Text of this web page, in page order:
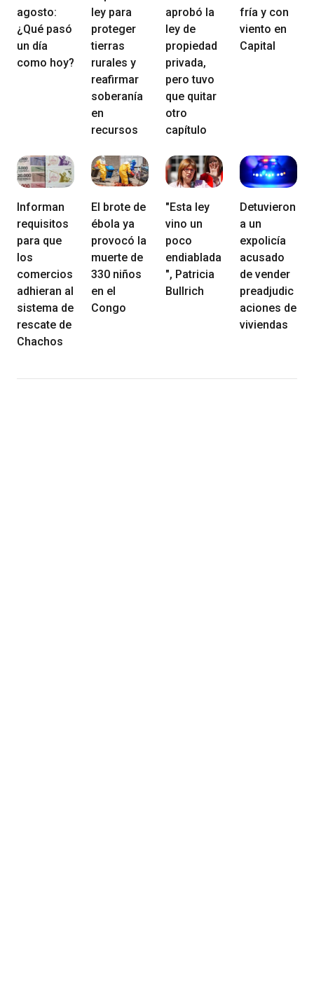
agosto:
¿Qué pasó
un día
como hoy?
ley para
proteger
tierras
rurales y
reafirmar
soberanía
en
recursos
aprobó la
ley de
propiedad
privada,
pero tuvo
que quitar
otro
capítulo
fría y con
viento en
Capital
Informan
requisitos
para que
los
comercios
adhieran al
sistema de
rescate de
Chachos
El brote de
ébola ya
provocó la
muerte de
330 niños
en el
Congo
"Esta ley
vino un
poco
endiablada
", Patricia
Bullrich
Detuvieron
a un
expolicía
acusado
de vender
preadjudic
aciones de
viviendas